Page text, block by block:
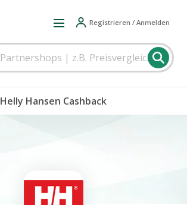
Registrieren / Anmelden
Helly Hansen Cashback